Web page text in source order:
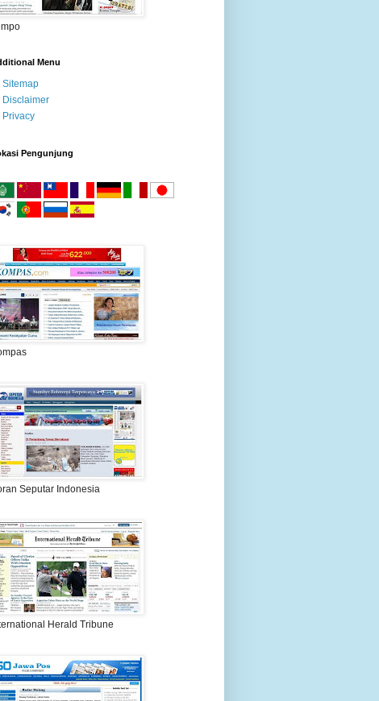
Menu
Sitemap
Disclaimer
Privacy
Pengunjung
Seputar Indonesia
Herald Tribune